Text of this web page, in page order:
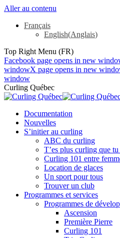
Aller au contenu
Français
English(Anglais)
Top Right Menu (FR)
Facebook page opens in new
windowX page opens in new
window
Curling Québec
Documentation
Nouvelles
S’initier au curling
ABC du curling
T’es plus curling que tu
Curling 101 entre
Location de glaces
Un sport pour tous
Trouver un club
Programmes et services
Programmes de
Ascension
Première Pierre
Curling 101